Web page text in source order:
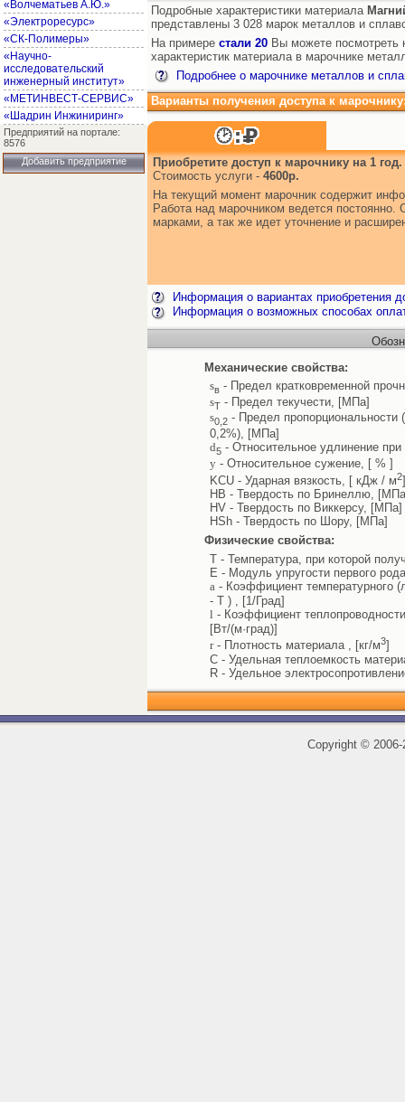
«Волчематьев А.Ю.»
«Электроресурс»
«СК-Полимеры»
«Научно-
исследовательский
инженерный институт»
«МЕТИНВЕСТ-СЕРВИС»
«Шадрин Инжиниринг»
Предприятий на портале:
8576
Добавить предприятие
Подробные характеристики материала
представлены 3 028 марок металлов и
На примере стали 20 Вы можете посмотреть
характеристик материала в марочнике
Подробнее о марочнике металлов и
Варианты получения доступа к
Приобретите доступ к марочнику на 1 год.
Стоимость услуги - 4600р.
На текущий момент марочник содержит
Работа над марочником ведется постоянно.
марками, а так же идет уточнение и
Информация о вариантах приобретения
Информация о возможных способах
Механические свойства:
sв - Предел кратковременной
sТ- Предел текучести, [МПа]
s0,2- Предел пропорциональности
0,2%), [МПа]
d5- Относительное удлинение
y- Относительное сужение, [ % ]
KCU - Ударная вязкость, [ кДж / м2]
HB - Твердость по Бринеллю,
HV - Твердость по Виккерсу, [МПа]
HSh - Твердость по Шору, [МПа]
Физические свойства:
T - Температура, при которой
E - Модуль упругости первого
a- Коэффициент температурного
- T ) , [1/Град]
l - Коэффициент
[Вт/(м·град)]
r- Плотность материала , [кг/м3]
C - Удельная теплоемкость
R - Удельное
Copyright ©